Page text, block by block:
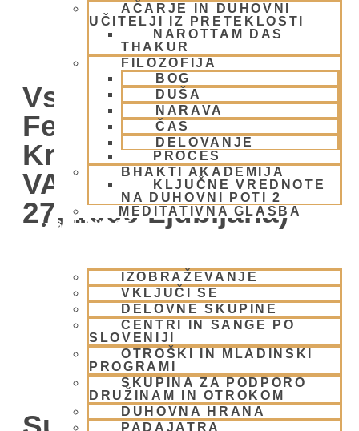
AČARJE IN DUHOVNI
UČITELJI IZ PRETEKLOSTI
NAROTTAM DAS
THAKUR
FILOZOFIJA
BOG
DUŠA
NARAVA
ČAS
DELOVANJE
PROCES
BHAKTI AKADEMIJA
KLJUČNE VREDNOTE
NA DUHOVNI POTI 2
MEDITATIVNA GLASBA
SKUPNOST
IZOBRAŽEVANJE
VKLJUČI SE
DELOVNE SKUPINE
CENTRI IN SANGE PO
SLOVENIJI
OTROŠKI IN MLADINSKI
PROGRAMI
SKUPINA ZA PODPORO
DRUŽINAM IN OTROKOM
DUHOVNA HRANA
PADAJATRA
Vsako Nedeljo Mini
Festival V Hare
Krišna Centru –
VABLJENI (Žibertova
27, 1000 Ljubljana)